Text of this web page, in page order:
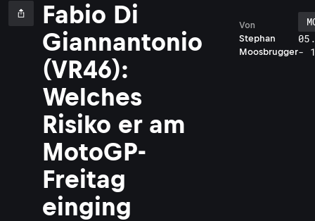
Fabio Di
Giannantonio
(VR46):
Welches
Risiko er am
MotoGP-
Freitag
einging
Stephan
Moosbrugger
Von
-